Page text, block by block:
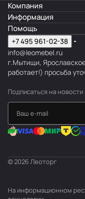
Компания
Информация
Помощь
+7 495 961-02-38
info@leomebel.ru
г.Мытищи, Ярославское
работает!) просьба
Подписаться на новости
© 2026 Леоторг
На информационном